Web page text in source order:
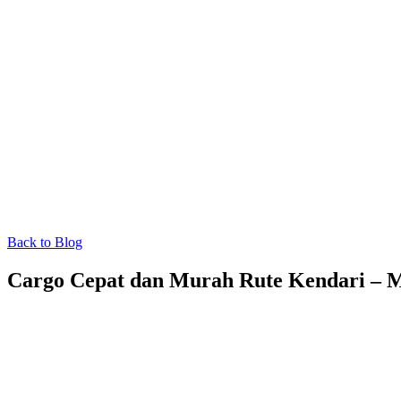
Back to Blog
Cargo Cepat dan Murah Rute Kendari –